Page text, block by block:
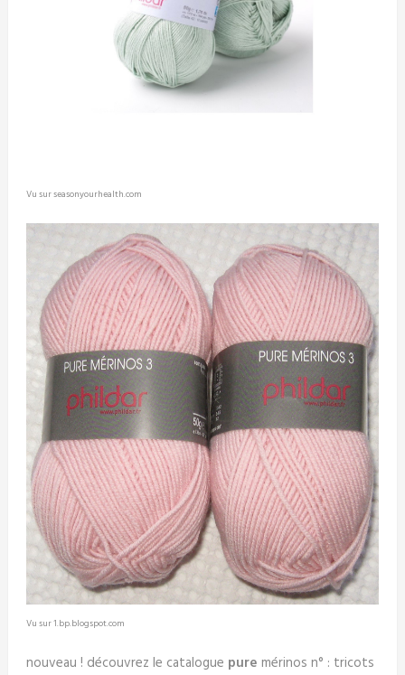
Vu sur seasonyourhealth.com
Vu sur 1.bp.blogspot.com
nouveau ! découvrez le catalogue pure mérinos n° : tricots